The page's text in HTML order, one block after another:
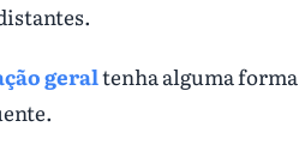
geraltenha alguma forma